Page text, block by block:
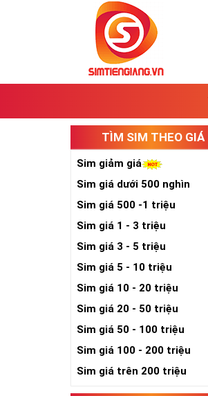
TÌM SIM THEO GIÁ
Sim giảm giá
Sim giá dưới 500 nghìn
Sim giá 500 -1 triệu
Sim giá 1 - 3 triệu
Sim giá 3 - 5 triệu
Sim giá 5 - 10 triệu
Sim giá 10 - 20 triệu
Sim giá 20 - 50 triệu
Sim giá 50 - 100 triệu
Sim giá 100 - 200 triệu
Sim giá trên 200 triệu